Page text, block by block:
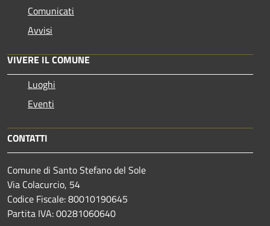
Comunicati
Avvisi
VIVERE IL COMUNE
Luoghi
Eventi
CONTATTI
Comune di Santo Stefano del Sole
Via Colacurcio, 54
Codice Fiscale: 80010190645
Partita IVA: 00281060640